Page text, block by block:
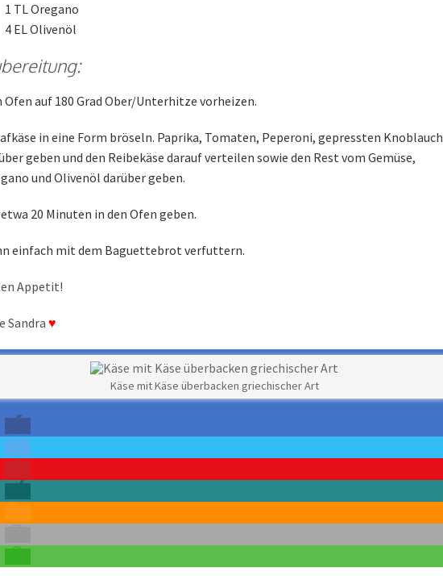
1 TL Oregano
4 EL Olivenöl
Ofen auf 180 Grad Ober/Unterhitze vorheizen.
in eine Form bröseln. Paprika, Tomaten, Peperoni, gepressten Knoblauch
geben und den Reibekäse darauf verteilen sowie den Rest vom Gemüse,
und Olivenöl darüber geben.
20 Minuten in den Ofen geben.
einfach mit dem Baguettebrot verfuttern.
Appetit!
Sandra ♥
Käse mit Käse überbacken griechischer Art